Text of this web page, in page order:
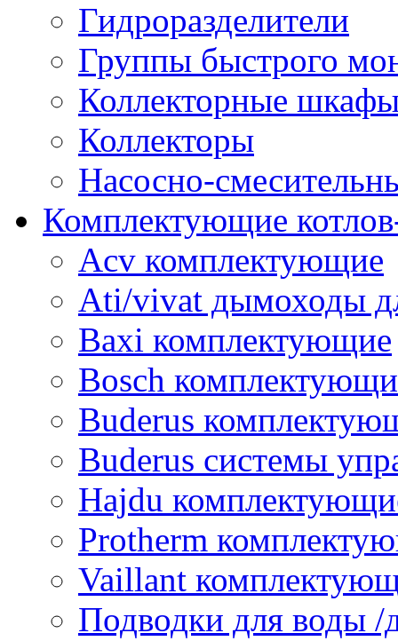
Гидроразделители
Группы быстрого
Коллекторные
Коллекторы
Насосно-
Комплектующие
Acv комплектующие
Ati/vivat дымоходы
Baxi комплектующие
Bosch
Buderus
Buderus системы
Hajdu
Protherm
Vaillant
Подводки для воды /